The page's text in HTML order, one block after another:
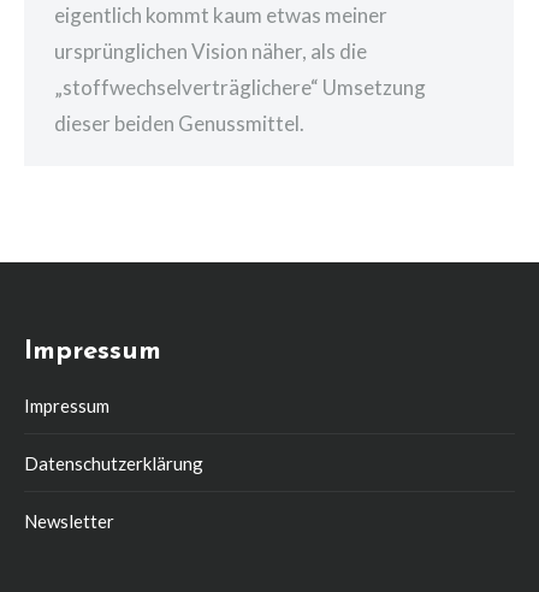
eigentlich kommt kaum etwas meiner
ursprünglichen Vision näher, als die
„stoffwechselverträglichere“ Umsetzung
dieser beiden Genussmittel.
Impressum
Impressum
Datenschutzerklärung
Newsletter